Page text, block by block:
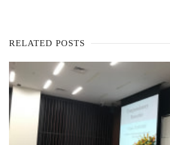
RELATED POSTS